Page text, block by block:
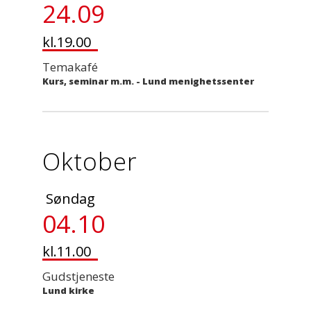
24.09
kl.19.00
Temakafé
Kurs, seminar m.m. - Lund menighetssenter
Oktober
Søndag
04.10
kl.11.00
Gudstjeneste
Lund kirke